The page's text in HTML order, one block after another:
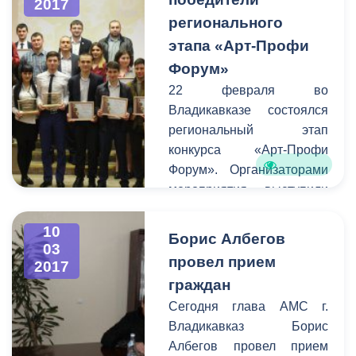
актеры и режиссеры
смогут воплощать свои
самые смелые творческие
идеи и замыслы.
Накануне на этой сцене
прошло первое
мероприятие - премьера
спектакля «Лейтенант с
острова Инишмор»
ирландского драматурга
Мартина Макдонаха.
2017
регионального
этапа «Арт-Профи
Форум»
22 февраля во
Владикавказе состоялся
региональный этап
конкурса «Арт-Профи
Форум». Организаторами
мероприятия выступили
Молодёжи и Комитет
молодежной политики,
физической культуры и
спорта АМС. В
соревновании приняли
участие студенты 16-ти
10
03
2017
Борис Албегов
провел прием
граждан
Сегодня глава АМС г.
Владикавказ Борис
Албегов провел прием